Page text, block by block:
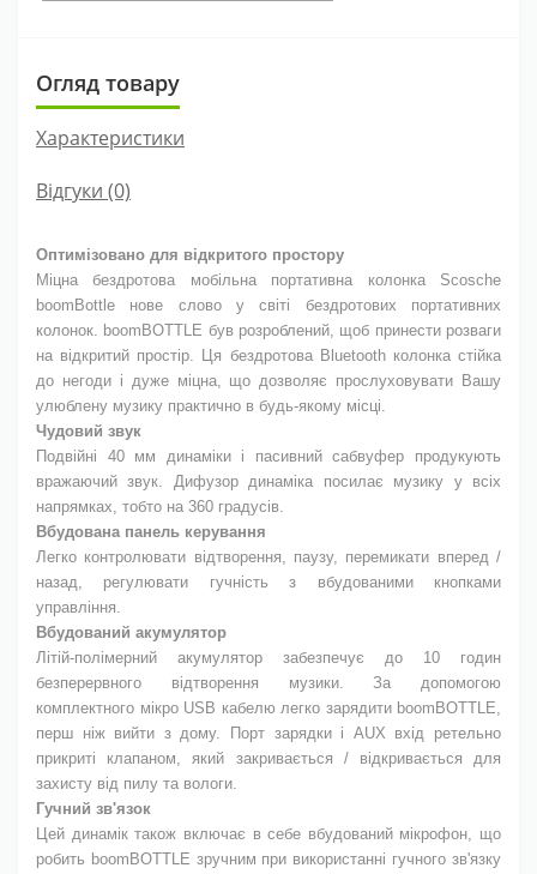
Огляд товару
Характеристики
Відгуки (0)
Оптимізовано для відкритого простору
Міцна бездротова мобільна портативна колонка Scosche
boomBottle нове слово у світі бездротових портативних
колонок. boomBOTTLE був розроблений, щоб принести розваги
на відкритий простір. Ця бездротова Bluetooth колонка стійка
до негоди і дуже міцна, що дозволяє прослуховувати Вашу
улюблену музику практично в будь-якому місці.
Чудовий звук
Подвійні 40 мм динаміки і пасивний сабвуфер продукують
вражаючий звук. Дифузор динаміка посилає музику у всіх
напрямках, тобто на 360 градусів.
Вбудована панель керування
Легко контролювати відтворення, паузу, перемикати вперед /
назад, регулювати гучність з вбудованими кнопками
управління.
Вбудований акумулятор
Літій-полімерний акумулятор забезпечує до 10 годин
безперервного відтворення музики. За допомогою
комплектного мікро USB кабелю легко зарядити boomBOTTLE,
перш ніж вийти з дому. Порт зарядки і AUX вхід ретельно
прикриті клапаном, який закривається / відкривається для
захисту від пилу та вологи.
Гучний зв'язок
Цей динамік також включає в себе вбудований мікрофон, що
робить boomBOTTLE зручним при використанні гучного зв'язку